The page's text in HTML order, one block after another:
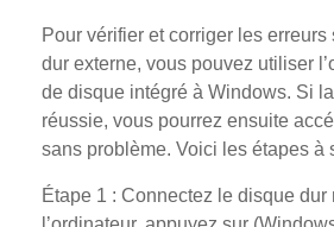
Pour vérifier et corriger les erreurs
dur externe, vous pouvez utiliser
de disque intégré à Windows. Si
réussie, vous pourrez ensuite
sans problème. Voici les étapes à
Étape 1 : Connectez le disque dur